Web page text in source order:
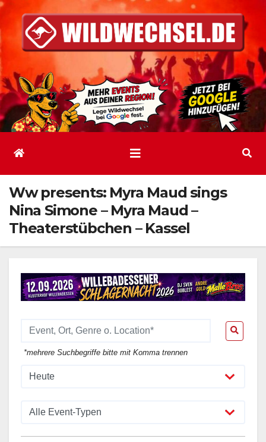
Inhalt
springen
Ww presents: Myra Maud sings
Nina Simone – Myra Maud –
Theaterstübchen – Kassel
*mehrere Suchbegriffe bitte mit Komma trennen